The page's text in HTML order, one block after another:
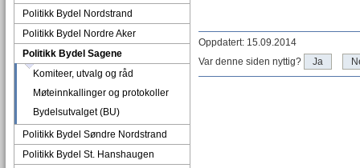
Politikk Bydel Nordstrand
Politikk Bydel Nordre Aker
Politikk Bydel Sagene
Komiteer, utvalg og råd
Møteinnkallinger og protokoller
Bydelsutvalget (BU)
Politikk Bydel Søndre Nordstrand
Politikk Bydel St. Hanshaugen
Oppdatert: 15.09.2014
Var denne siden nyttig?
Ja